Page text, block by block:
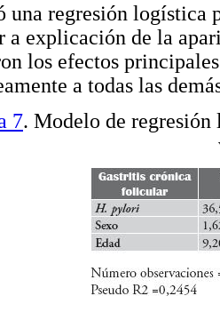
una regresión logística
a explicación de la
los efectos
a todas las
7. Modelo de regresión